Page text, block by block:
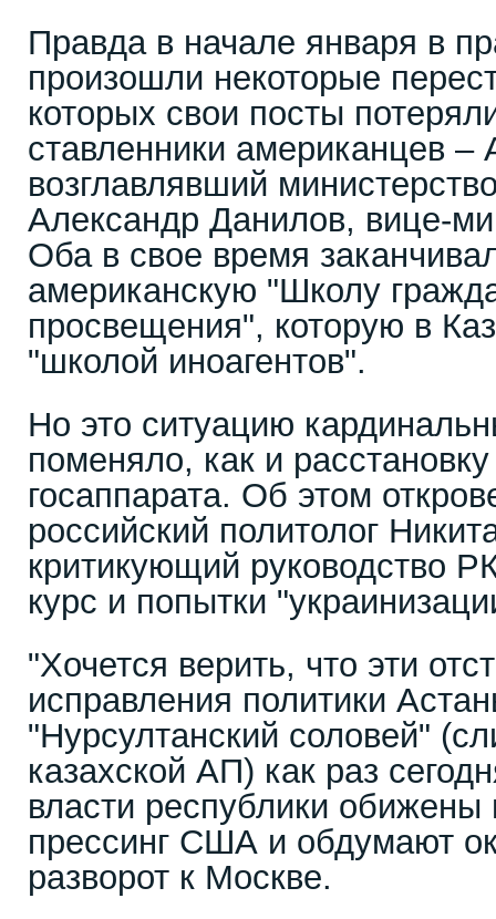
Правда в начале января в
произошли некоторые
которых свои посты
ставленники американцев –
возглавлявший
Александр Данилов, вице-
Оба в свое время
американскую "Школу
просвещения", которую в
"школой иноагентов".
Но это ситуацию
поменяло, как и
госаппарата. Об этом
российский политолог
критикующий руководство
курс и попытки
"Хочется верить, что эти
исправления политики
"Нурсултанский соловей"
казахской АП) как раз
власти республики обижены
прессинг США и обдумают
разворот к Москве.